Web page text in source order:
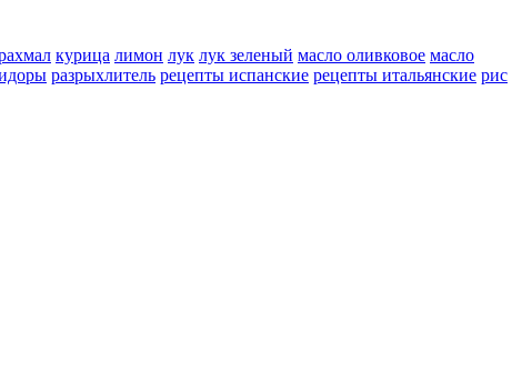
курица лимон лук лук зеленый масло оливковое масло
разрыхлитель рецепты испанские рецепты итальянские рис